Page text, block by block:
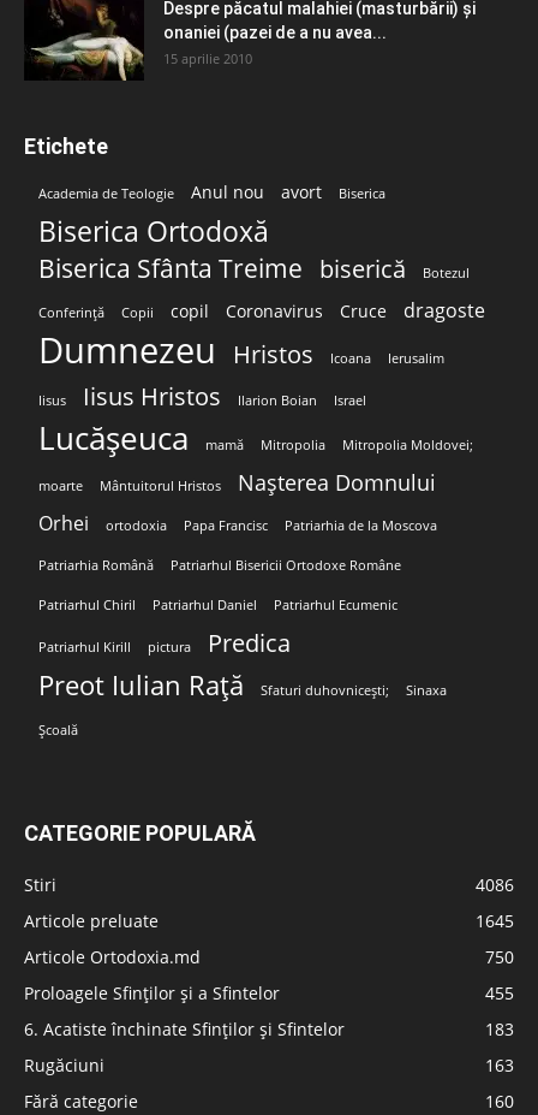
Despre păcatul malahiei (masturbării) şi
onaniei (pazei de a nu avea...
15 aprilie 2010
Etichete
Academia de Teologie Anul nou avort Biserica
Biserica Ortodoxă
Biserica Sfânta Treime biserică Botezul
Conferință Copii copil Coronavirus Cruce dragoste
Dumnezeu Hristos Icoana Ierusalim
Iisus Iisus Hristos Ilarion Boian Israel
Lucășeuca mamă Mitropolia Mitropolia Moldovei;
moarte Mântuitorul Hristos Nașterea Domnului
Orhei ortodoxia Papa Francisc Patriarhia de la Moscova
Patriarhia Română Patriarhul Bisericii Ortodoxe Române
Patriarhul Chiril Patriarhul Daniel Patriarhul Ecumenic
Patriarhul Kirill pictura Predica
Preot Iulian Rață Sfaturi duhovnicești; Sinaxa
Școală
CATEGORIE POPULARĂ
Stiri
4086
Articole preluate
1645
Articole Ortodoxia.md
750
Proloagele Sfinților și a Sfintelor
455
6. Acatiste închinate Sfinților și Sfintelor
183
Rugăciuni
163
Fără categorie
160